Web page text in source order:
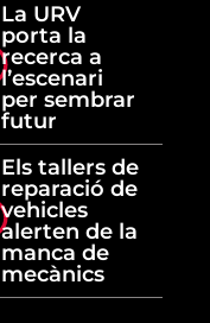
La URV
porta la
recerca a
l’escenari
per sembrar
futur
Els tallers de
reparació de
vehicles
alerten de la
manca de
mecànics